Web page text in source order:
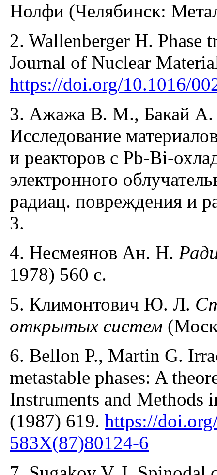
Нолфи (Челябинск:
2. Wallenberger H. Phase
Journal of Nuclear
https://doi.org/10.1016/
3. Ажажа В. М., Бакай
Исследование
и реакторов с Pb-Bi-
электронного
радиац. повреждения и
3.
4. Несмеянов Ан. Н.
1978) 560 с.
5. Климонтович Ю. Л.
открытых систем
6. Bellon P., Martin G.
metastable phases: A
Instruments and Methods
(1987) 619. https://
583X(87)80124-6